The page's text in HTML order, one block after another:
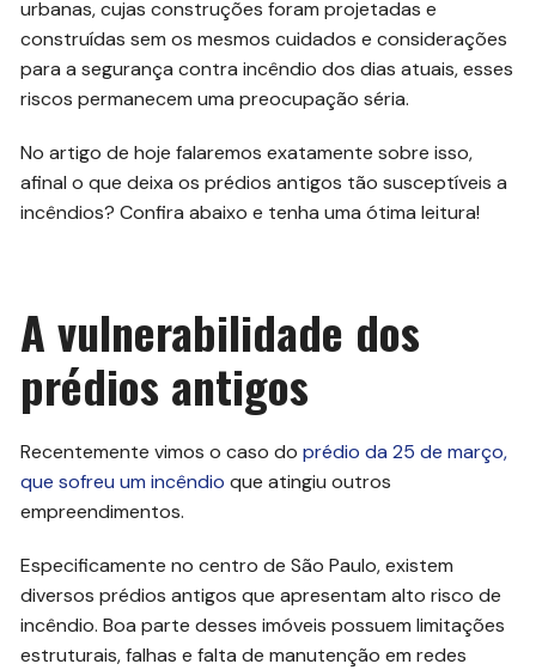
urbanas, cujas construções foram projetadas e
construídas sem os mesmos cuidados e considerações
para a segurança contra incêndio dos dias atuais, esses
riscos permanecem uma preocupação séria.
No artigo de hoje falaremos exatamente sobre isso,
afinal o que deixa os prédios antigos tão susceptíveis a
incêndios? Confira abaixo e tenha uma ótima leitura!
A vulnerabilidade dos
prédios antigos
Recentemente vimos o caso doprédio da 25 de março,
que sofreu um incêndioque atingiu outros
empreendimentos.
Especificamente no centro de São Paulo, existem
diversos prédios antigos que apresentam alto risco de
incêndio. Boa parte desses imóveis possuem limitações
estruturais, falhas e falta de manutenção em redes